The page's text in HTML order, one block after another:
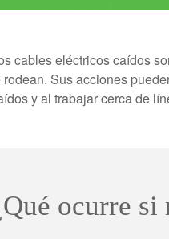
cables eléctricos caídos
rodean. Sus acciones
y al trabajar cerca de
ocurre